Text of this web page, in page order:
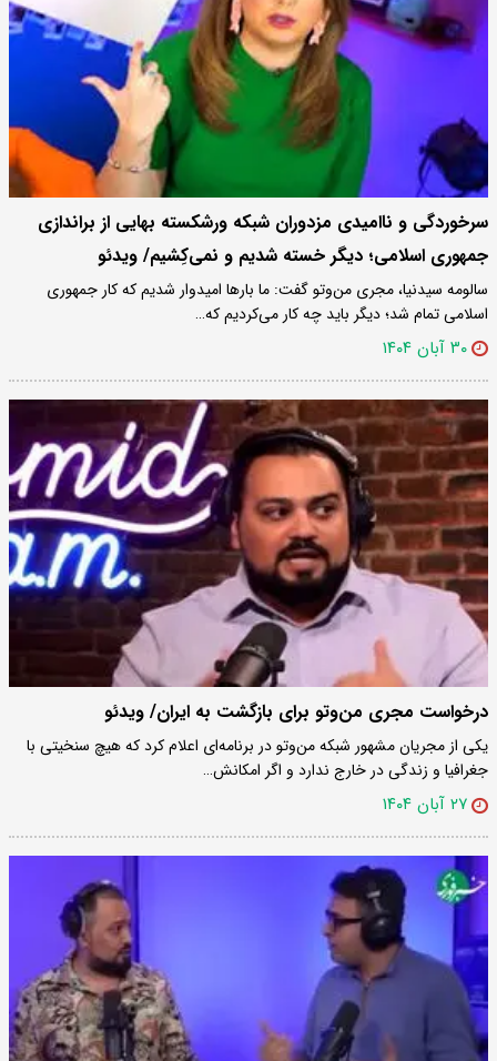
سرخوردگی و ناامیدی مزدوران شبکه ورشکسته بهایی‌ از براندازی
جمهوری اسلامی؛ دیگر خسته شدیم و نمی‌کِشیم/ ویدئو
سالومه سیدنیا، مجری من‌و‌تو گفت: ما بارها امیدوار شدیم که کار جمهوری
اسلامی تمام شد؛ دیگر باید چه کار می‌کردیم که…
۳۰ آبان ۱۴۰۴
درخواست مجری من‌و‌تو برای بازگشت به ایران/ ویدئو
یکی از مجریان مشهور شبکه من‌وتو در برنامه‌ای اعلام کرد که هیچ سنخیتی با
جغرافیا و زندگی در خارج ندارد و اگر امکانش…
۲۷ آبان ۱۴۰۴